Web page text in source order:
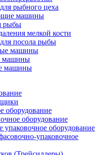
рыбного цеха
машины
рыбы
мелкой кости
посола рыбы
машины
машины
машины
оборудование
оборудование
упаковочное оборудование
упаковочное